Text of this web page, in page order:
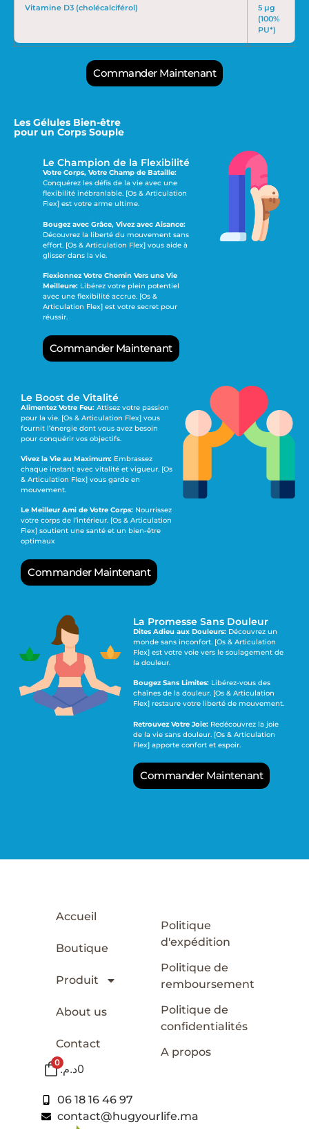
Vitamine D3 (cholécalciférol)
5 µg
(100%
PU*)
Commander Maintenant
Les Gélules Bien-être
pour un Corps Souple
Le Champion de la Flexibilité
Votre Corps, Votre Champ de Bataille:
Conquérez les défis de la vie avec une
flexibilité inébranlable. [Os & Articulation
Flex] est votre arme ultime.
Bougez avec Grâce, Vivez avec Aisance:
Découvrez la liberté du mouvement sans
effort. [Os & Articulation Flex] vous aide à
glisser dans la vie.
Flexionnez Votre Chemin Vers une Vie
Meilleure:Libérez votre plein potentiel
avec une flexibilité accrue. [Os &
Articulation Flex] est votre secret pour
réussir.
Commander Maintenant
Le Boost de Vitalité
Alimentez Votre Feu: Attisez votre passion
pour la vie. [Os & Articulation Flex] vous
fournit l’énergie dont vous avez besoin
pour conquérir vos objectifs.
Vivez la Vie au Maximum: Embrassez
chaque instant avec vitalité et vigueur. [Os
& Articulation Flex] vous garde en
mouvement.
Le Meilleur Ami de Votre Corps: Nourrissez
votre corps de l’intérieur. [Os & Articulation
Flex] soutient une santé et un bien-être
optimaux
Commander Maintenant
La Promesse Sans Douleur
Dites Adieu aux Douleurs: Découvrez un
monde sans inconfort. [Os & Articulation
Flex] est votre voie vers le soulagement de
la douleur.
Bougez Sans Limites: Libérez-vous des
chaînes de la douleur. [Os & Articulation
Flex] restaure votre liberté de mouvement.
Retrouvez Votre Joie: Redécouvrez la joie
de la vie sans douleur. [Os & Articulation
Flex] apporte confort et espoir.
Commander Maintenant
Accueil
Boutique
Produit
About us
Contact
0 0د.م.
Politique
d'expédition
Politique de
remboursement
Politique de
confidentialités
A propos
06 18 16 46 97
contact@hugyourlife.ma